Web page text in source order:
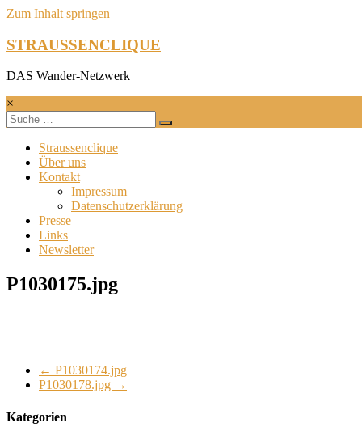
Zum Inhalt springen
STRAUSSENCLIQUE
DAS Wander-Netzwerk
×
Straussenclique
Über uns
Kontakt
Impressum
Datenschutzerklärung
Presse
Links
Newsletter
P1030175.jpg
← P1030174.jpg
P1030178.jpg →
Kategorien